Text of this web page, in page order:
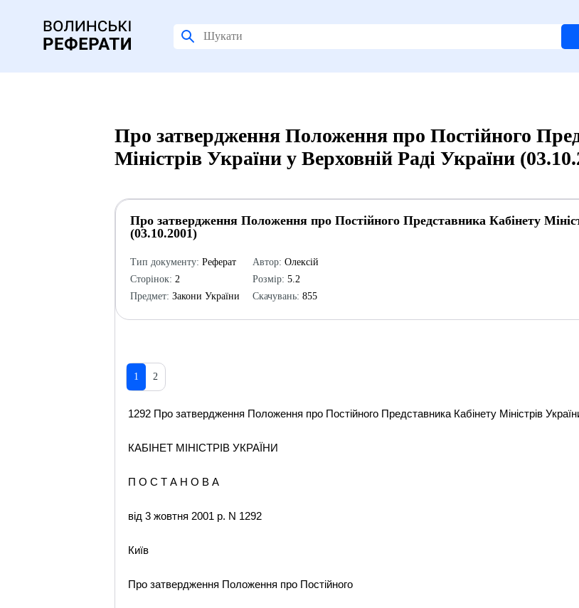
Про затвердження Положення про Постійного
Міністрів України у Верховній Раді України
Про затвердження Положення про Постійного Представника Кабінету
(03.10.2001)
Тип документу: Реферат
Сторінок: 2
Предмет: Закони України
Автор: Олексій
Розмір: 5.2
Скачувань: 855
1 2
1292 Про затвердження Положення про Постійного Представника Кабінету Міністрів
КАБІНЕТ МІНІСТРІВ УКРАЇНИ
П О С Т А Н О В А
від 3 жовтня 2001 р. N 1292
Київ
Про затвердження Положення про Постійного